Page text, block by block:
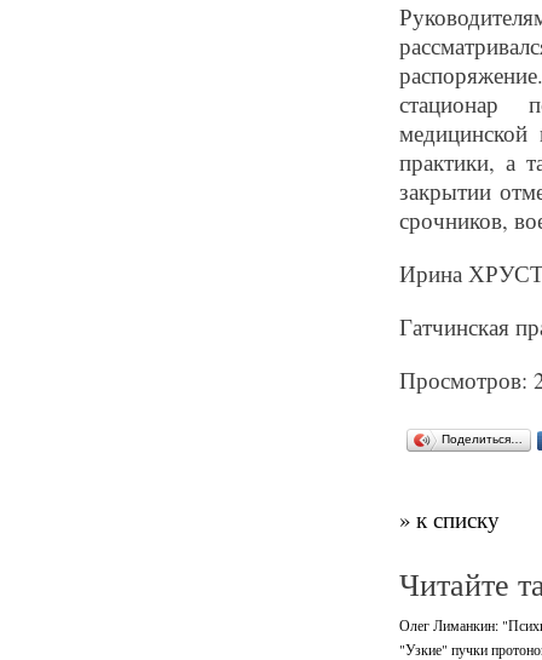
стационар
практики, а
закрытии
срочников,
Ирина
Гатчинская
Просмотров:
Поделиться…
» к списку
Читайте
Олег Лиманкин:
"Узкие" пучки